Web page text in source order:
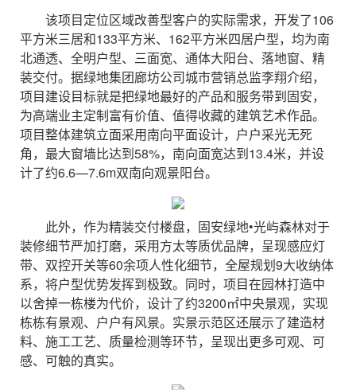
该项目定位区域改善型客户的实际需求，开发了106
平方米三居和133平方米、162平方米四居户型，均为南
北通透、全明户型、三面宽、通体大阳台、落地窗、精
装交付。据绿地集团廊坊公司城市营销总监李翔介绍，
项目建设目标就是把绿地最好的产品和服务带到固安，
为高端业主定制富有价值、值得收藏的建筑艺术作品。
项目整体建筑立面采用南向平面设计，户户采光无死
角，最大窗墙比达到58%，南向面宽达到13.4米，并设
计了约6.6—7.6m双南向观景阳台。
此外，作为精装交付楼盘，固安绿地•光屿森林对于
装修细节严加打磨，采用方太等质优品牌，呈现感应灯
带、双控开关等60余项人性化细节，全屋规划9大收纳体
系，将户型优势发挥到极致。同时，项目在园林打造中
以舍掉一栋楼为代价，设计了约3200㎡中央景观，实现
栋栋有景观、户户有风景。实景示范区还展示了建造材
料、施工工艺、质量检测等环节，呈现出更多可观、可
感、可触的真实。